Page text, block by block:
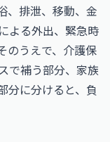
、排泄、移動、金
よる外出、緊急時
のうえで、介護保
で補う部分、家族
分に分けると、負